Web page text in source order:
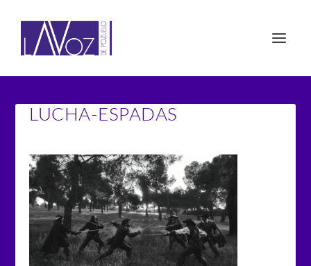
LUCHA-ESPADAS